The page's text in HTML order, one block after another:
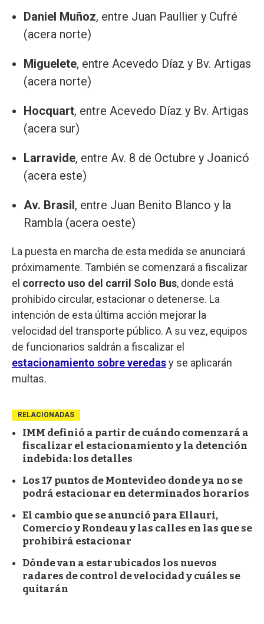
Daniel Muñoz, entre Juan Paullier y Cufré
(acera norte)
Miguelete, entre Acevedo Díaz y Bv. Artigas
(acera norte)
Hocquart, entre Acevedo Díaz y Bv. Artigas
(acera sur)
Larravide, entre Av. 8 de Octubre y Joanicó
(acera este)
Av. Brasil, entre Juan Benito Blanco y la
Rambla (acera oeste)
La puesta en marcha de esta medida se anunciará
próximamente. También se comenzará a fiscalizar
el correcto uso del carril Solo Bus, donde está
prohibido circular, estacionar o detenerse. La
intención de esta última acción mejorar la
velocidad del transporte público. A su vez, equipos
de funcionarios saldrán a fiscalizar el
estacionamiento sobre veredasy se aplicarán
multas.
RELACIONADAS
IMM definió a partir de cuándo comenzará a
fiscalizar el estacionamiento y la detención
indebida: los detalles
Los 17 puntos de Montevideo donde ya no se
podrá estacionar en determinados horarios
El cambio que se anunció para Ellauri,
Comercio y Rondeau y las calles en las que se
prohibirá estacionar
Dónde van a estar ubicados los nuevos
radares de control de velocidad y cuáles se
quitarán